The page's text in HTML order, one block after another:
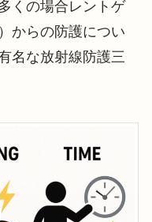
くの場合レントゲ
からの防護につい
名な放射線防護三